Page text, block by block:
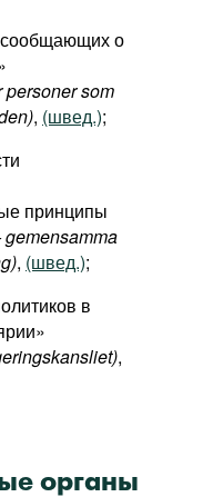
о
personer som
, (швед.);
принципы
, (швед.);
в
,
органы